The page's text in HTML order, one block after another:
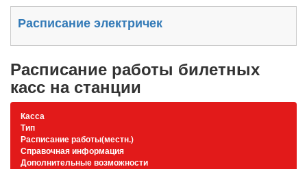
Расписание электричек
Расписание работы билетных
касс на станции
Касса
Тип
Расписание работы(местн.)
Справочная информация
Дополнительные возможности